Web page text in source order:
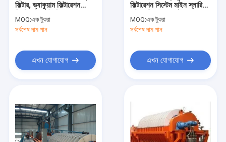
পণ্য
আমাদের সম্পর্কে
ফিল্টার, ভ্যাকুয়াম ফিল্টারেশন
MOQ:এক টুকরা
সর্বশেষ দাম পান
এখন যোগাযোগ
ফিল্টারেশন সিস্টেম মাইন স্লারি
MOQ:এক টুকরা
সর্বশেষ দাম পান
এখন যোগাযোগ